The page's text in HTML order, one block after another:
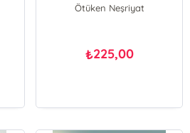
Ötüken Neşriyat
₺225,00